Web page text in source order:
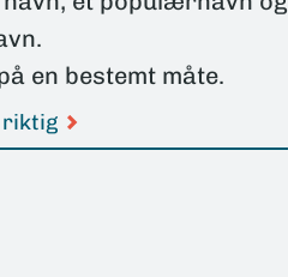
en bestemt måte.
riktig